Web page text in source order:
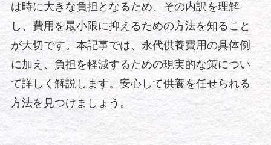
は時に大きな負担となるため、その内訳を理解
し、費用を最小限に抑えるための方法を知ること
が大切です。本記事では、永代供養費用の具体例
に加え、負担を軽減するための現実的な策につい
て詳しく解説します。安心して供養を任せられる
方法を見つけましょう。